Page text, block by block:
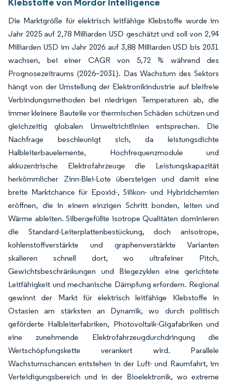
Die Marktgröße für elektrisch leitfähige Klebstoffe wurde im
Jahr 2025 auf 2,78 Milliarden USD geschätzt und soll von 2,94
Milliarden USD im Jahr 2026 auf 3,88 Milliarden USD bis 2031
wachsen, bei einer CAGR von 5,72 % während des
Prognosezeitraums (2026–2031). Das Wachstum des Sektors
hängt von der Umstellung der Elektronikindustrie auf bleifreie
Verbindungsmethoden bei niedrigen Temperaturen ab, die
immer kleinere Bauteile vor thermischen Schäden schützen und
gleichzeitig globalen Umweltrichtlinien entsprechen. Die
Nachfrage beschleunigt sich, da leistungsdichte
Halbleiterbauelemente, Hochfrequenzmodule und
akkuzentrische Elektrofahrzeuge die Leistungskapazität
herkömmlicher Zinn-Blei-Lote übersteigen und damit eine
breite Marktchance für Epoxid-, Silikon- und Hybridchemien
eröffnen, die in einem einzigen Schritt bonden, leiten und
Wärme ableiten. Silbergefüllte isotrope Qualitäten dominieren
die Standard-Leiterplattenbestückung, doch anisotrope,
kohlenstoffverstärkte und graphenverstärkte Varianten
skalieren schnell dort, wo ultrafeiner Pitch,
Gewichtsbeschränkungen und Biegezyklen eine gerichtete
Leitfähigkeit und mechanische Dämpfung erfordern. Regional
gewinnt der Markt für elektrisch leitfähige Klebstoffe in
Ostasien am stärksten an Dynamik, wo durch politisch
geförderte Halbleiterfabriken, Photovoltaik-Gigafabriken und
eine zunehmende Elektrofahrzeugdurchdringung die
Wertschöpfungskette verankert wird. Parallele
Wachstumschancen entstehen in der Luft- und Raumfahrt, im
Verteidigungsbereich und in der Bioelektronik, wo extreme